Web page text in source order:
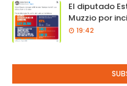
El diputado
Muzzio por
19:42